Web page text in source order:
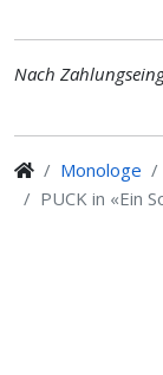
Nach
Monologe
PUCK in «Ein